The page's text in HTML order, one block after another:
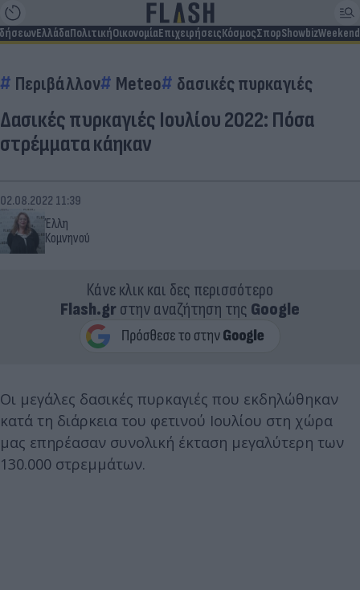
ΕλλάδαΠολιτικήΟικονομίαΕπιχειρήσειςΚόσμοςΣπορShowbizWeekend
Περιβάλλον Meteo δασικές πυρκαγιές
Δασικές πυρκαγιές Ιουλίου 2022: Πόσα
στρέμματα κάηκαν
Έλλη
Κομνηνού
02.08.2022 11:39
Κάνε κλικ και δες περισσότερο
Flash.grστην αναζήτηση της Google
Οι μεγάλες δασικές πυρκαγιές που εκδηλώθηκαν
κατά τη διάρκεια του φετινού Ιουλίου στη χώρα
μας επηρέασαν συνολική έκταση μεγαλύτερη των
130.000 στρεμμάτων.